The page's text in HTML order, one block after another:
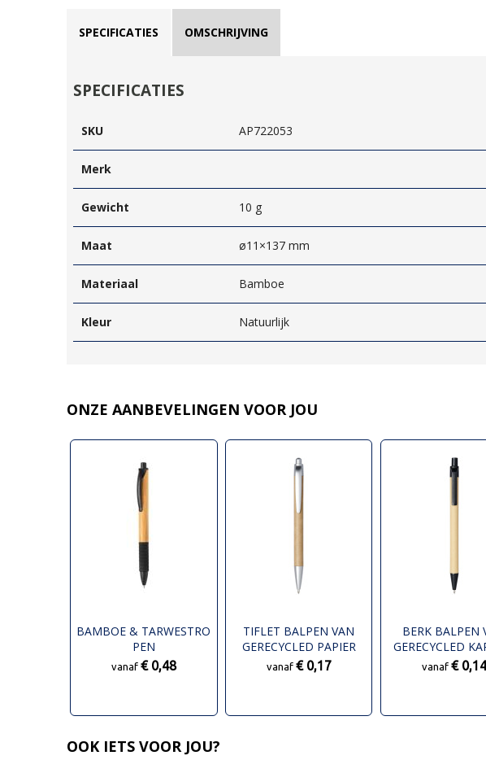
SPECIFICATIES OMSCHRIJVING
SPECIFICATIES
SKU AP722053
Merk
Gewicht 10 g
Maat ø11×137 mm
Materiaal Bamboe
Kleur Natuurlijk
ONZE AANBEVELINGEN VOOR JOU
BAMBOE & TARWESTRO
PEN
vanaf € 0,48
TIFLET BALPEN VAN
GERECYCLED PAPIER
(ZWARTE INKT)
vanaf € 0,17
BERK BALPEN
GERECYCLED
EN MAÏS-
(ZWARTE
vanaf € 0,14
OOK IETS VOOR JOU?